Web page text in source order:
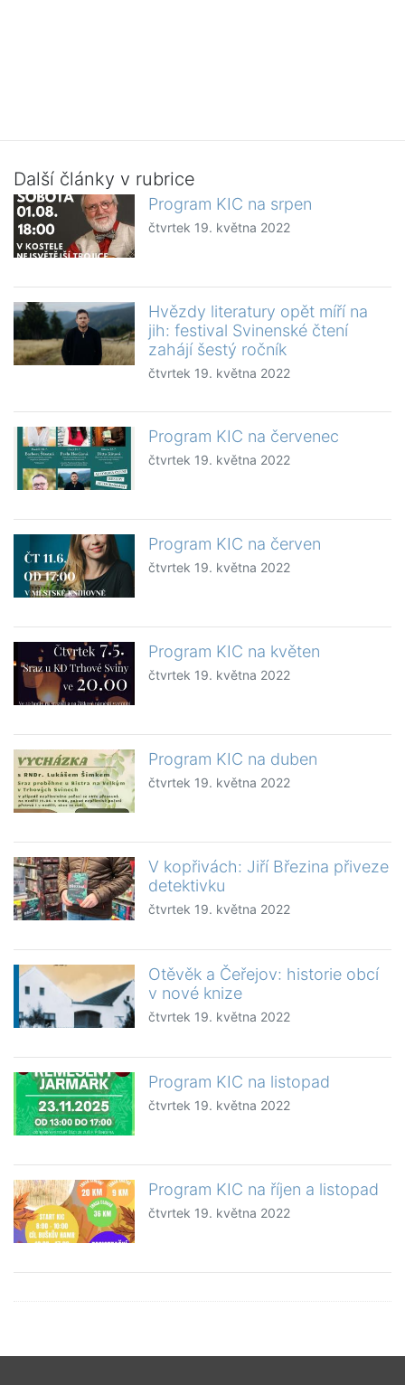
Další články v rubrice
Program KIC na srpen
čtvrtek 19. května 2022
Hvězdy literatury opět míří na
jih: festival Svinenské čtení
zahájí šestý ročník
čtvrtek 19. května 2022
Program KIC na červenec
čtvrtek 19. května 2022
Program KIC na červen
čtvrtek 19. května 2022
Program KIC na květen
čtvrtek 19. května 2022
Program KIC na duben
čtvrtek 19. května 2022
V kopřivách: Jiří Březina přiveze
detektivku
čtvrtek 19. května 2022
Otěvěk a Čeřejov: historie obcí
v nové knize
čtvrtek 19. května 2022
Program KIC na listopad
čtvrtek 19. května 2022
Program KIC na říjen a listopad
čtvrtek 19. května 2022